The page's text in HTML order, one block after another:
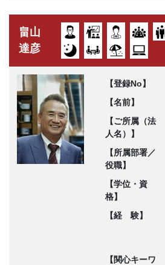
畠山
達彦
【登録No】
【名前】
【ご所属（法
人名）】
【所属部署／
役職】
【学位・資
格】
【経 験】
【関心キーワ